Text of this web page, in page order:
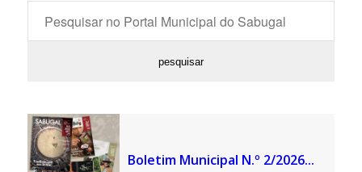
Boletim Municipal N.º 2/2026...